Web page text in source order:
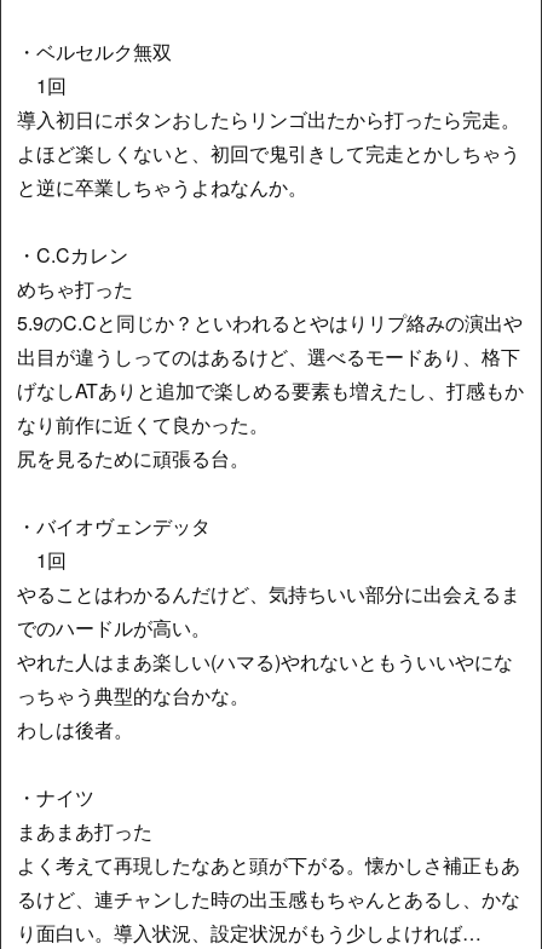
・ベルセルク無双
1回
導入初日にボタンおしたらリンゴ出たから打ったら完走。
よほど楽しくないと、初回で鬼引きして完走とかしちゃう
と逆に卒業しちゃうよねなんか。
・C.Cカレン
めちゃ打った
5.9のC.Cと同じか？といわれるとやはりリプ絡みの演出や
出目が違うしってのはあるけど、選べるモードあり、格下
げなしATありと追加で楽しめる要素も増えたし、打感もか
なり前作に近くて良かった。
尻を見るために頑張る台。
・バイオヴェンデッタ
1回
やることはわかるんだけど、気持ちいい部分に出会えるま
でのハードルが高い。
やれた人はまあ楽しい(ハマる)やれないともういいやにな
っちゃう典型的な台かな。
わしは後者。
・ナイツ
まあまあ打った
よく考えて再現したなあと頭が下がる。懐かしさ補正もあ
るけど、連チャンした時の出玉感もちゃんとあるし、かな
り面白い。導入状況、設定状況がもう少しよければ…